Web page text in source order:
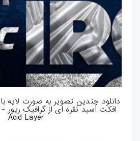
تصاویر-استوک
میکس-و-مونتاژ
فوتیج
پروژه-افتر-افکت
پروژه-پریمیر
دانلود چندین تصویر به صورت لایه
Acid Layer